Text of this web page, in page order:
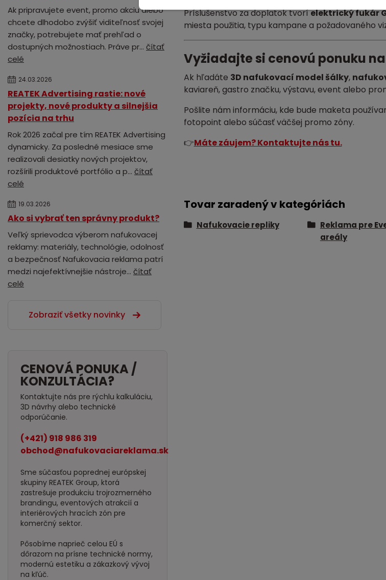
Ak pripravujete event, promo akciu alebo
chcete dlhodobo zvýšiť viditeľnosť svojej
značky, potrebujete mať prehľad o
dostupných možnostiach. Práve pr... čítať
celé
24.03.2026
REATEK Advertising rastie: nové
projekty, nové produkty a silnejšia
pozícia na trhu
Rok 2026 začal pre tím REATEK Advertising
dynamicky. Za posledné mesiace sme
realizovali desiatky nových projektov,
rozšírili produktové portfólio a p... čítať
celé
19.03.2026
Ako si vybrať ten správny produkt?
Veľký sprievodca výberom nafukovacej
reklamy: materiály, technológie, odolnosť
a bezpečnosť Nafukovacia reklama patrí
medzi najefektívnejšie nástroje... čítať
celé
Zobraziť všetky novinky
CENOVÁ PONUKA /
KONZULTÁCIA?
Kontaktujte nás pre rýchlu kalkuláciu,
3D návrhy alebo technické
odporúčanie.
(+421) 918 986 319
obchod@nafukovaciareklama.sk
Sme súčasťou poprednej európskej
skupiny REATEK Group, ktorá
zastrešuje produkciu trojrozmerného
brandingu, eventových atrakcií a
interiérových hracích zón pre
komerčný sektor.
Pôsobíme naprieč celou EÚ s
dôrazom na prísne technické normy,
modernú estetiku a zákazkový vývoj
na kľúč.
Príslušenstvo za doplatok tvoríelektrický fukár
miesta použitia, typu kampane a požadovaného
Vyžiadajte si cenovú ponuku
Ak hľadáte 3D nafukovací model šálky,
kaviareň, gastro značku, výstavu, event alebo
Pošlite nám informáciu, kde bude maketa
fotopoint alebo súčasť väčšej promo zóny.
👉Máte záujem? Kontaktujte nás tu.
Tovar zaradený v kategóriách
Nafukovacie repliky
Reklama pre
areály